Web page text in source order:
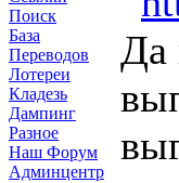
Поиск
База
Переводов
Лотереи
Кладезь
Дампинг
Разное
Наш Форум
Админцентр
Да